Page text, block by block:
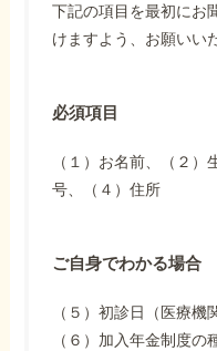
下記の項目を最初にお
けますよう、お願いい
必須項目
（１）お名前、（２
号、（４）住所
ご自身でわかる場合
（５）初診日（医療機
（６）加入年金制度